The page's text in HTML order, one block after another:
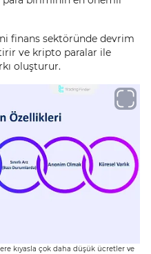
finans sektöründe devrim
ve kripto paralar ile
oluşturur.
kıyasla çok daha düşük ücretler ve